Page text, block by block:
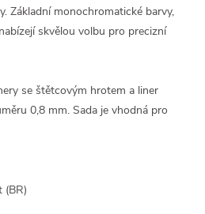
Základní monochromatické barvy,
skvělou volbu pro precizní
se štětcovým hrotem a liner
0,8 mm. Sada je vhodná pro
(BR)